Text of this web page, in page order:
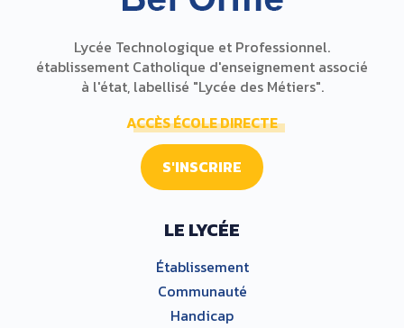
Lycée Technologique et Professionnel.
établissement Catholique d'enseignement associé
à l'état, labellisé "Lycée des Métiers".
ACCÈS ÉCOLE DIRECTE
S'INSCRIRE
LE LYCÉE
Établissement
Communauté
Handicap